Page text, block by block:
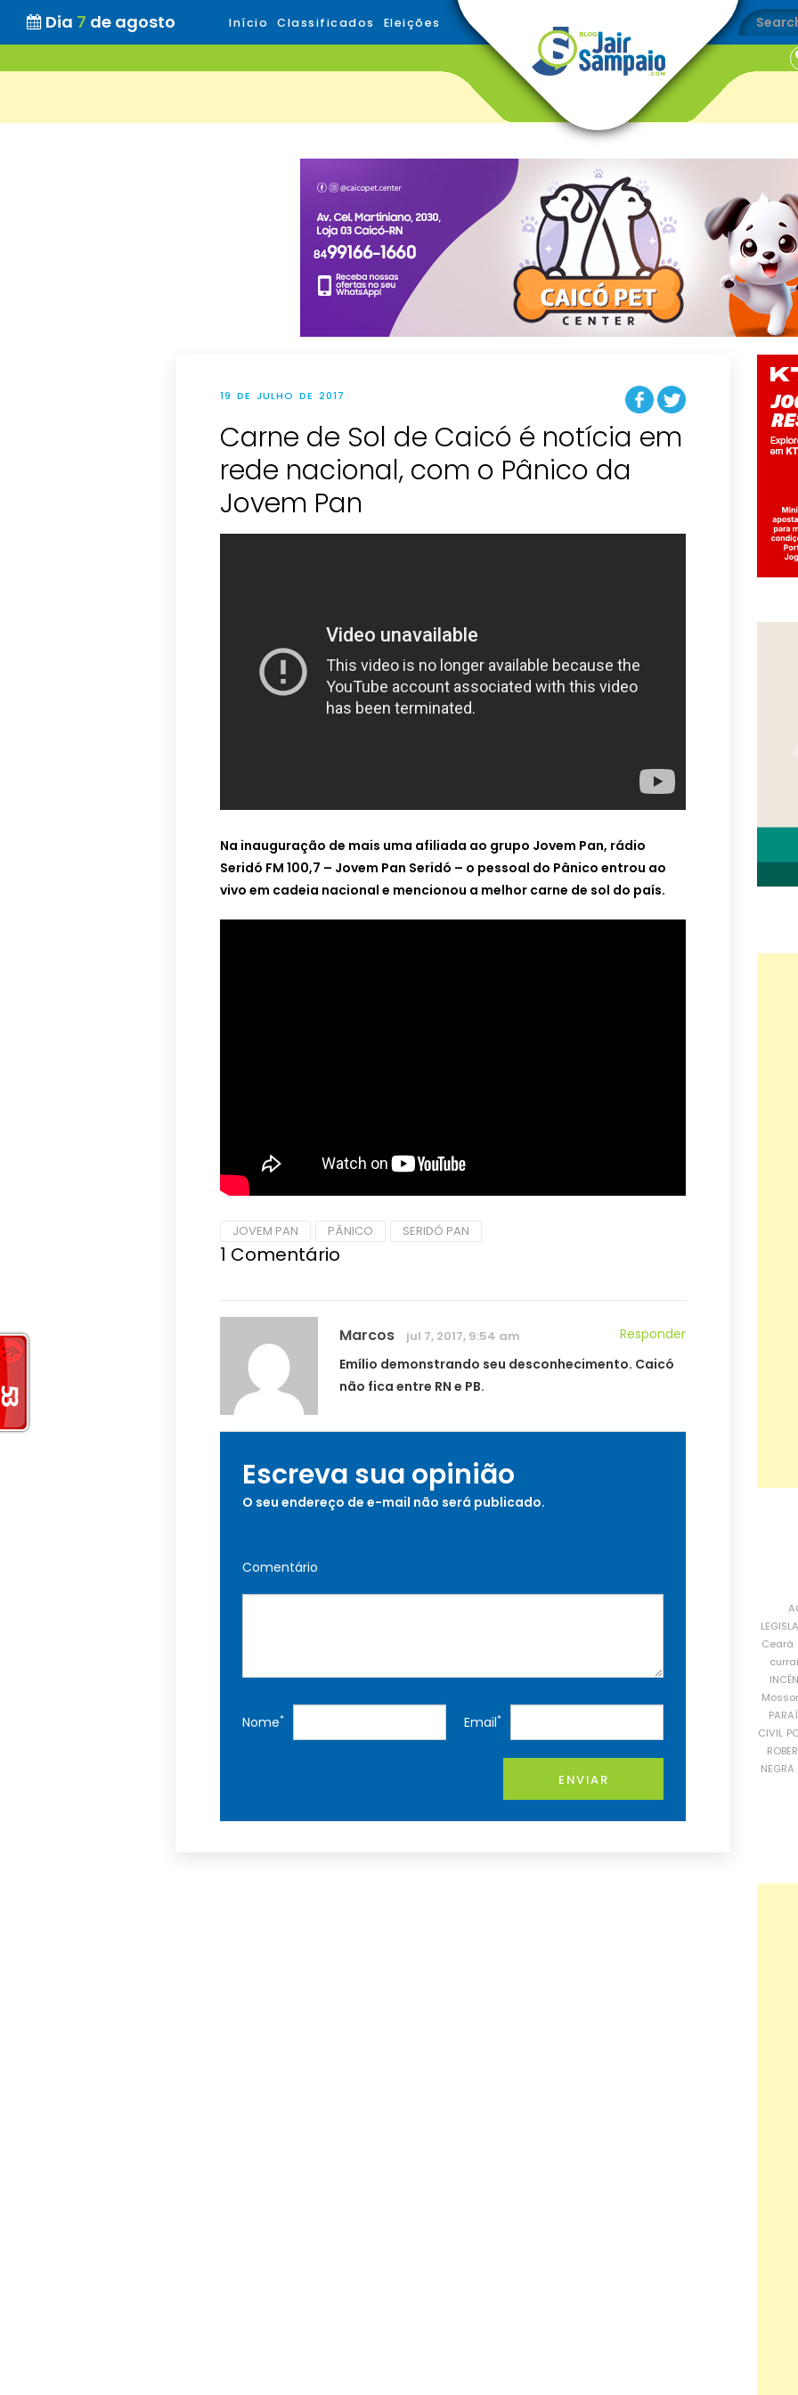
Dia 7 de agosto Início Classificados Eleições
19 DE JULHO DE 2017
Carne de Sol de Caicó é notícia em
rede nacional, com o Pânico da
Jovem Pan
Na inauguração de mais uma afiliada ao grupo Jovem Pan, rádio
Seridó FM 100,7 – Jovem Pan Seridó – o pessoal do Pânico entrou ao
vivo em cadeia nacional e mencionou a melhor carne de sol do país.
JOVEM PAN PÂNICO SERIDÓ PAN
1 Comentário
Marcos jul 7, 2017, 9:54 am
Responder
Emílio demonstrando seu desconhecimento. Caicó
não fica entre RN e PB.
Escreva sua opinião
O seu endereço de e-mail não será publicado.
Comentário
Nome* Email*
ENVIAR
Ceará
CIVIL
NEGRA